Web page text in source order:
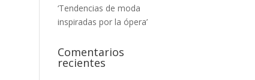
‘Tendencias de moda
inspiradas por la ópera’
Comentarios
recientes